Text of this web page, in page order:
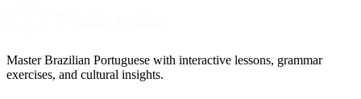
Master Brazilian Portuguese with interactive lessons, grammar
exercises, and cultural insights.